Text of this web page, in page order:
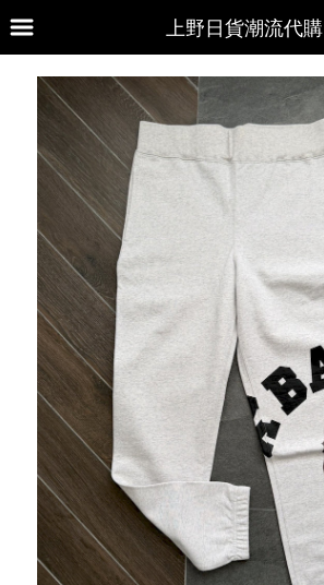
上野日貨潮流代購